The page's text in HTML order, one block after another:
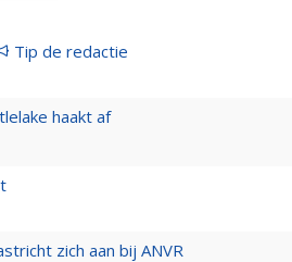
Tip de redactie
haakt af
zich aan bij ANVR